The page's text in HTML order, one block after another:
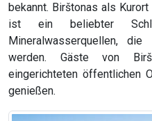
bekannt. Birštonas als
ist ein beliebter
Mineralwasserquellen,
werden. Gäste von
eingerichteten öffentlichen
genießen.